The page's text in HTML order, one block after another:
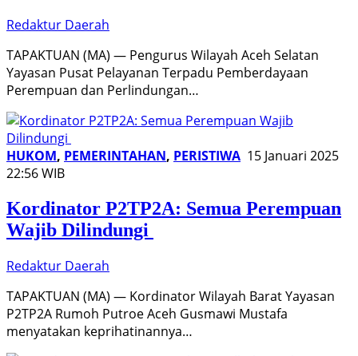
Redaktur Daerah
TAPAKTUAN (MA) — Pengurus Wilayah Aceh Selatan
Yayasan Pusat Pelayanan Terpadu Pemberdayaan
Perempuan dan Perlindungan…
HUKOM, PEMERINTAHAN, PERISTIWA 15 Januari 2025
22:56 WIB
Kordinator P2TP2A: Semua Perempuan
Wajib Dilindungi
Redaktur Daerah
TAPAKTUAN (MA) — Kordinator Wilayah Barat Yayasan
P2TP2A Rumoh Putroe Aceh Gusmawi Mustafa
menyatakan keprihatinannya…